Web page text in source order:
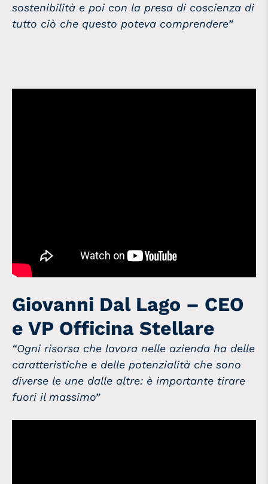
sostenibilità e poi con la presa di coscienza di
tutto ciò che questo poteva comprendere”
Giovanni Dal Lago – CEO
e VP Officina Stellare
“Ogni risorsa che lavora nelle azienda ha delle
caratteristiche e delle potenzialità che sono
diverse le une dalle altre: è importante tirare
fuori il massimo”